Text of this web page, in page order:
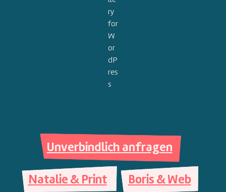
Unverbindlich anfragen
Natalie & Print Boris & Web